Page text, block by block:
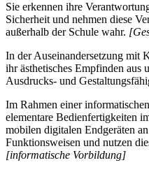
Sie erkennen ihre
Sicherheit und nehmen diese
außerhalb der Schule wahr.
In der Auseinandersetzung mit
ihr ästhetisches Empfinden
Ausdrucks- und
Im Rahmen einer
elementare Bedienfertigkeiten
mobilen digitalen Endgeräten
Funktionsweisen und nutzen
[informatische Vorbildung]